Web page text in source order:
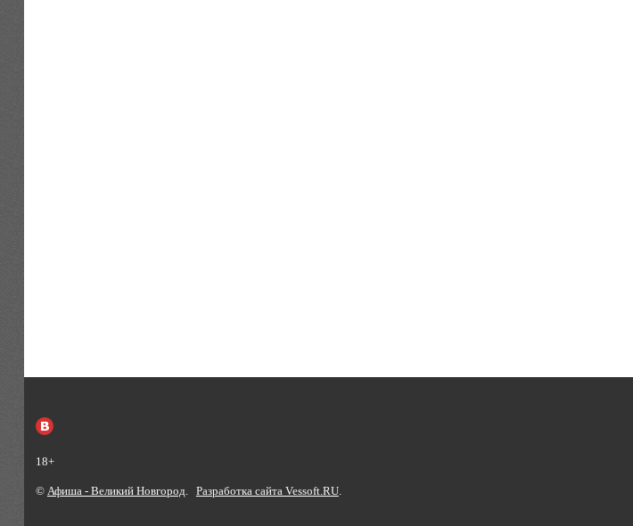
18+
© Афиша - Великий Новгород Разработка сайта Vessoft.RU.